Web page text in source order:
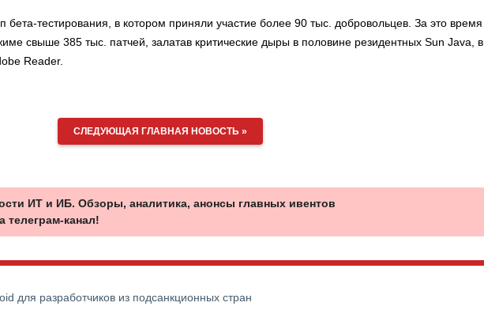
тестирования, в котором приняли участие более 90 тыс. добровольцев. За это время
свыше 385 тыс. патчей, залатав критические дыры в половине резидентных Sun Java, в
Reader.
СЛЕДУЮЩАЯ ГЛАВНАЯ НОВОСТЬ »
ИТ и ИБ. Обзоры, аналитика, анонсы главных ивентов
телеграм-канал!
для разработчиков из подсанкционных стран